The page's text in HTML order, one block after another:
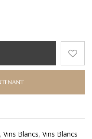
, Vins Blancs, Vins Blancs